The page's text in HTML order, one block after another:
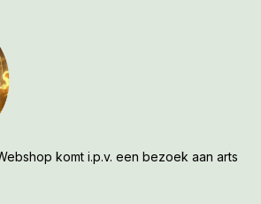
komt i.p.v. een bezoek aan arts